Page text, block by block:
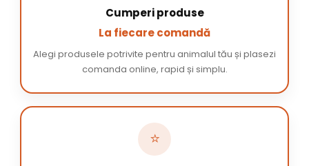
Cumperi produse
La fiecare comandă
Alegi produsele potrivite pentru animalul tău și plasezi
comanda online, rapid și simplu.
⭐